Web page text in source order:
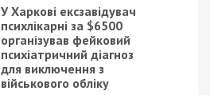
У Харкові ексзавідувач
психлікарні за $6500
організував фейковий
психіатричний діагноз
для виключення з
військового обліку